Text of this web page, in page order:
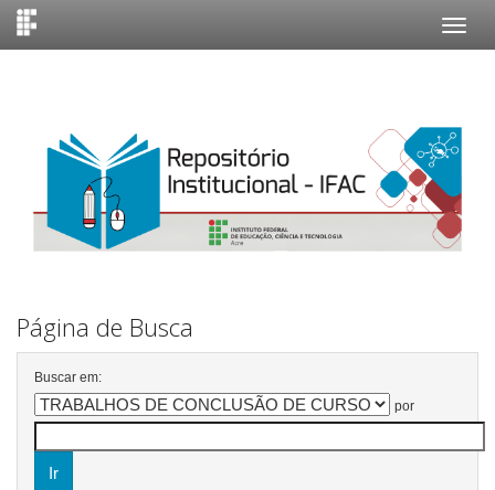
Página de Busca
Buscar em:
por